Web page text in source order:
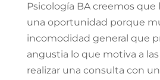
Psicología BA creemos que
una oportunidad porque
incomodidad general que
angustia lo que motiva a
realizar una consulta con